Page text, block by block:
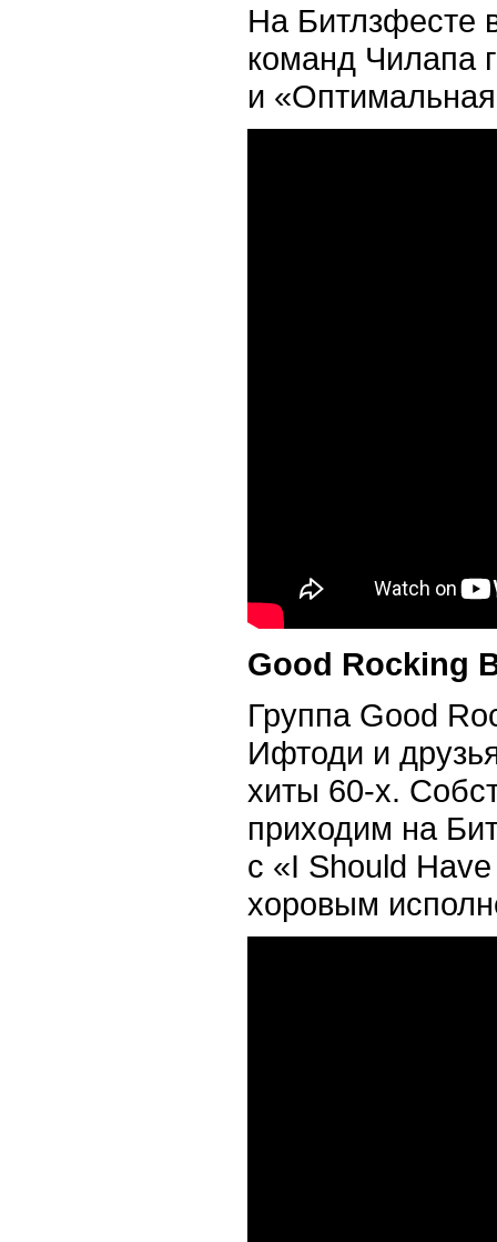
На Битлзфесте
команд Чилапа
и
Good Rocking
Группа Good
Ифтоди и
хиты 60-х.
приходим на
с «I Should
хоровым